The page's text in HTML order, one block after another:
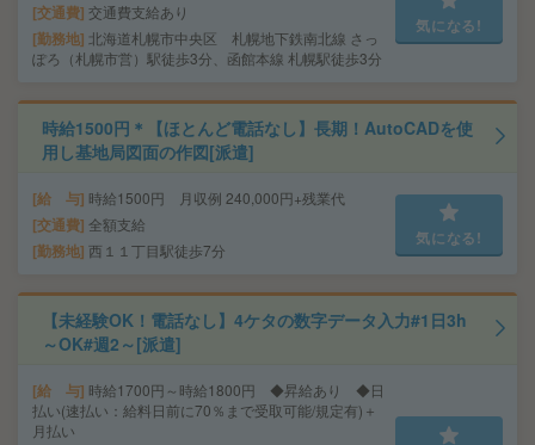
交通費 交通費支給あり
勤務地 北海道札幌市中央区 札幌地下鉄南北線 さっ
ぽろ（札幌市営）駅徒歩3分、函館本線 札幌駅徒歩3分
気になる!
時給1500円＊【ほとんど電話なし】長期！AutoCADを使
用し基地局図面の作図[派遣]
給 与 時給1500円 月収例 240,000円+残業代
交通費 全額支給
勤務地 西１１丁目駅徒歩7分
気になる!
【未経験OK！電話なし】4ケタの数字データ入力#1日3h
～OK#週2～[派遣]
給 与 時給1700円～時給1800円 ◆昇給あり ◆日
払い(速払い：給料日前に70％まで受取可能/規定有)＋
月払い